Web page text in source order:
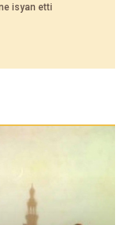
isyan etti